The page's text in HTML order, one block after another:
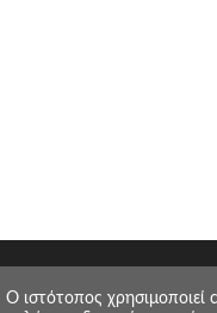
O ιστότοπος χρησιμοποιεί